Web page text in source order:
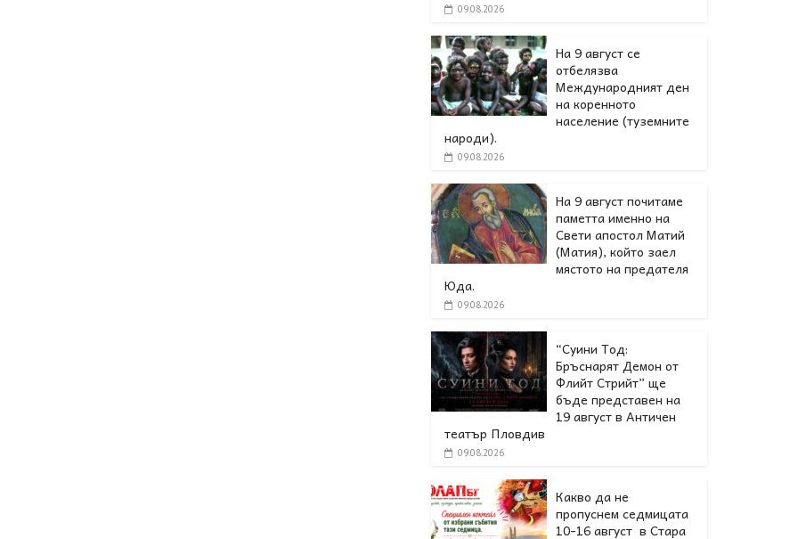
09.08.2026
На 9 август се
отбелязва
Международният ден
на коренното
население (туземните
народи).
09.08.2026
На 9 август почитаме
паметта именно на
Свети апостол Матий
(Матия), който заел
мястото на предателя
Юда.
09.08.2026
“Суини Тод:
Бръснарят Демон от
Флийт Стрийт” ще
бъде представен на
19 август в Античен
театър Пловдив
09.08.2026
Какво да не
пропуснем седмицата
10-16 август в Стара